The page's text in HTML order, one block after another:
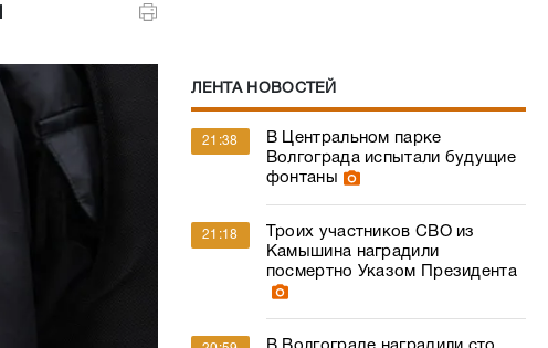
ЛЕНТА НОВОСТЕЙ
21:38
В Центральном парке
Волгограда испытали будущие
фонтаны
21:18
Троих участников СВО из
Камышина наградили
посмертно Указом Президента